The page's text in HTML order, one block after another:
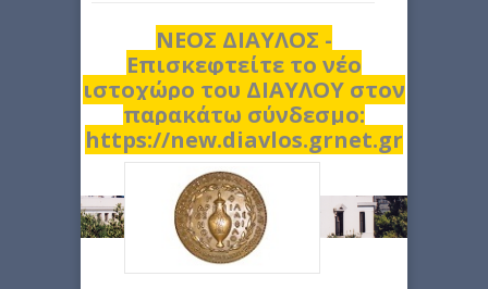
ΝΕΟΣ ΔΙΑΥΛΟΣ -
Επισκεφτείτε το νέο
ιστοχώρο του ΔΙΑΥΛΟΥ στον
παρακάτω σύνδεσμο:
https://new.diavlos.grnet.gr